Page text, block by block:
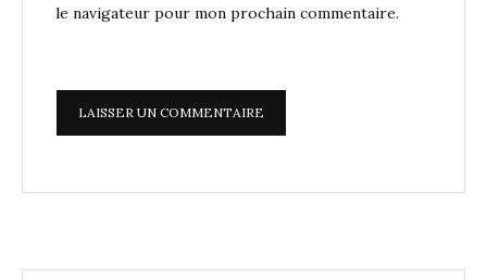
le navigateur pour mon prochain commentaire.